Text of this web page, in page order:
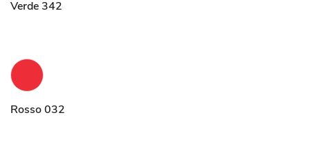
Verde 342
Rosso 032